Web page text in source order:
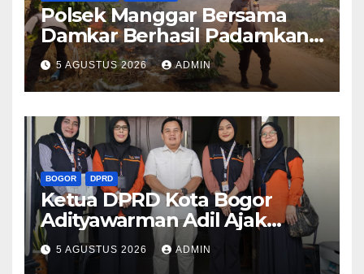
Polsek Manggar Bersama
Damkar Berhasil Padamkan
Kebakaran Lahan di Desa
Sukamandi
5 AGUSTUS 2026 ADMIN
BOGOR DPRD
Ketua DPRD Kota Bogor
Adityawarman Adil Ajak
Warga Dukung Sensus
Ekonomi 2026
5 AGUSTUS 2026 ADMIN